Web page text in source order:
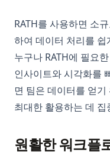
RATH를 사용하면 소
하여 데이터 처리를
누구나 RATH에 필요
인사이트와 시각화를
면 팀은 데이터를 얻
최대한 활용하는 데
원활한 워크플